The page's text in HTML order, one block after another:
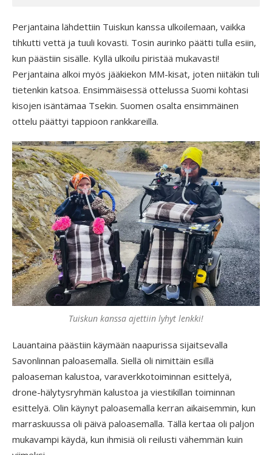
Perjantaina lähdettiin Tuiskun kanssa ulkoilemaan, vaikka
tihkutti vettä ja tuuli kovasti. Tosin aurinko päätti tulla esiin,
kun päästiin sisälle. Kyllä ulkoilu piristää mukavasti!
Perjantaina alkoi myös jääkiekon MM-kisat, joten niitäkin tuli
tietenkin katsoa. Ensimmäisessä ottelussa Suomi kohtasi
kisojen isäntämaa Tsekin. Suomen osalta ensimmäinen
ottelu päättyi tappioon rankkareilla.
Tuiskun kanssa ajettiin lyhyt lenkki!
Lauantaina päästiin käymään naapurissa sijaitsevalla
Savonlinnan paloasemalla. Siellä oli nimittäin esillä
paloaseman kalustoa, varaverkkotoiminnan esittelyä,
drone-hälytysryhmän kalustoa ja viestikillan toiminnan
esittelyä. Olin käynyt paloasemalla kerran aikaisemmin, kun
marraskuussa oli päivä paloasemalla. Tällä kertaa oli paljon
mukavampi käydä, kun ihmisiä oli reilusti vähemmän kuin